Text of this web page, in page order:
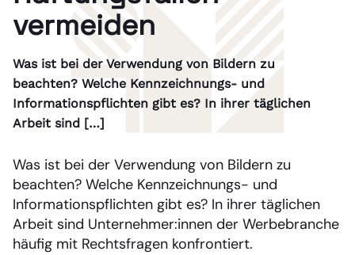
vermeiden
Was ist bei der Verwendung von Bildern zu
beachten? Welche Kennzeichnungs- und
Informationspflichten gibt es? In ihrer täglichen
Arbeit sind […]
Was ist bei der Verwendung von Bildern zu
beachten? Welche Kennzeichnungs- und
Informationspflichten gibt es? In ihrer täglichen
Arbeit sind Unternehmer:innen der Werbebranche
häufig mit Rechtsfragen konfrontiert.